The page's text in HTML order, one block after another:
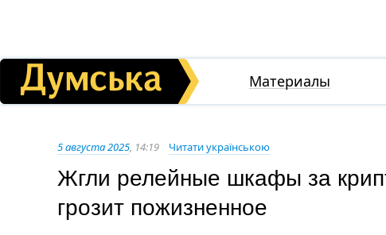
Материалы
5 августа 2025, 14:19 Читати українською
Жгли релейные шкафы за
грозит пожизненное